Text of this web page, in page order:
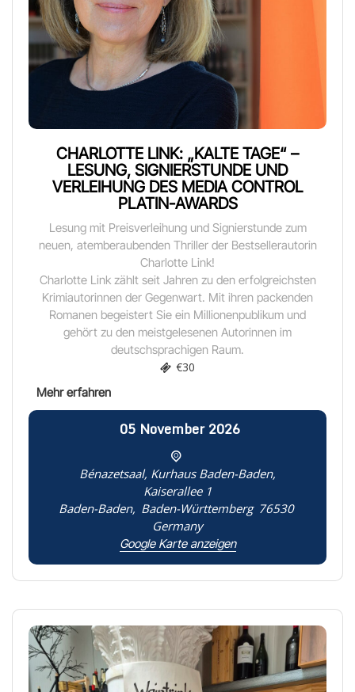
CHARLOTTE LINK: „KALTE TAGE“ –
LESUNG, SIGNIERSTUNDE UND
VERLEIHUNG DES MEDIA CONTROL
PLATIN-AWARDS
Lesung mit Preisverleihung und Signierstunde zum
neuen, atemberaubenden Thriller der Bestsellerautorin
Charlotte Link!
Charlotte Link zählt seit Jahren zu den erfolgreichsten
Krimiautorinnen der Gegenwart. Mit ihren packenden
Romanen begeistert Sie ein Millionenpublikum und
gehört zu den meistgelesenen Autorinnen im
deutschsprachigen Raum.
€30
05 November 2026
Bénazetsaal, Kurhaus Baden-Baden,
Kaiserallee 1
Baden-Baden, Baden-Württemberg 76530
Germany
Google Karte anzeigen